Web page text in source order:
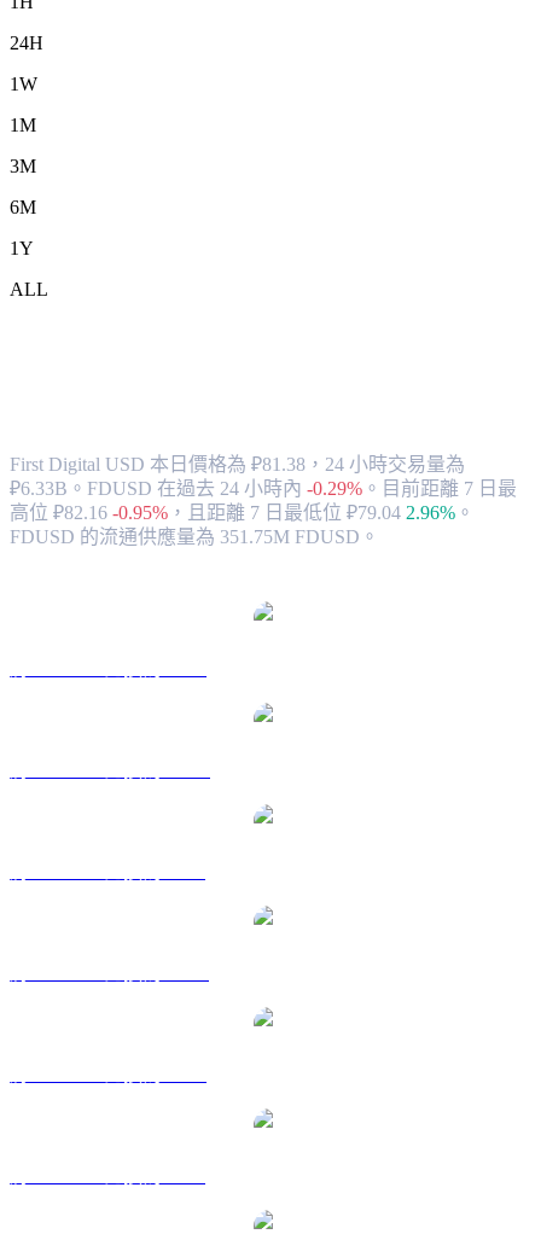
24H
1W
1M
3M
6M
1Y
ALL
First Digital USD 本日價格為 ₽81.38，24 小時交易量為
₽6.33B。FDUSD 在過去 24 小時內 -0.29% 。 目前距離 7 日最
高位 ₽82.16 -0.95% ， 且距離 7 日最低位 ₽79.04 2.96% 。
FDUSD 的流通供應量為 351.75M FDUSD。